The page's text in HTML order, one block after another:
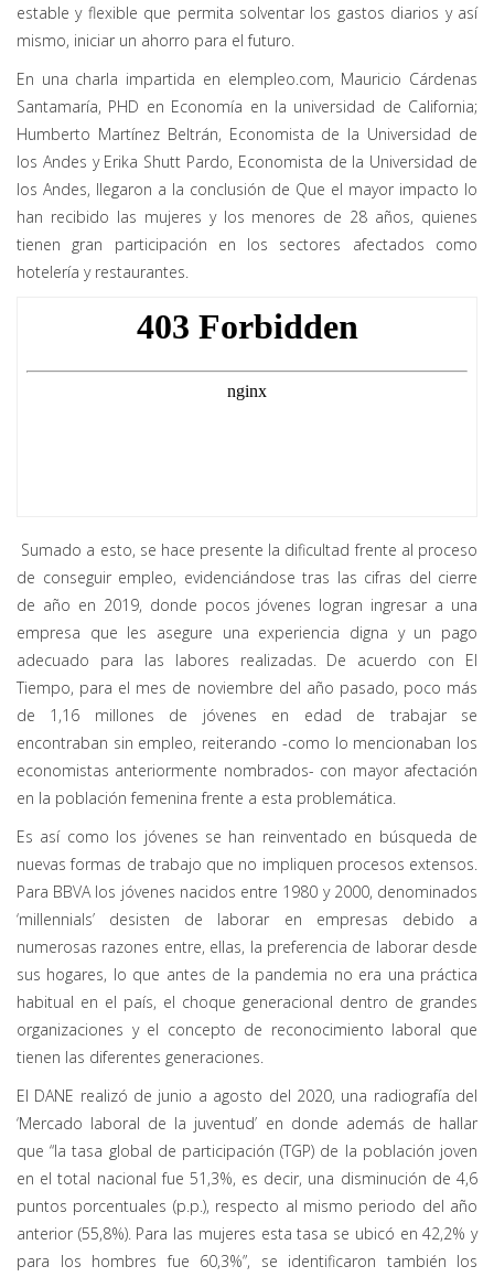
estable y flexible que permita solventar los gastos diarios y así
mismo, iniciar un ahorro para el futuro.
En una charla impartida en elempleo.com, Mauricio Cárdenas
Santamaría, PHD en Economía en la universidad de California;
Humberto Martínez Beltrán, Economista de la Universidad de
los Andes y Erika Shutt Pardo, Economista de la Universidad de
los Andes, llegaron a la conclusión de Que el mayor impacto lo
han recibido las mujeres y los menores de 28 años, quienes
tienen gran participación en los sectores afectados como
hotelería y restaurantes.
Sumado a esto, se hace presente la dificultad frente al proceso
de conseguir empleo, evidenciándose tras las cifras del cierre
de año en 2019, donde pocos jóvenes logran ingresar a una
empresa que les asegure una experiencia digna y un pago
adecuado para las labores realizadas. De acuerdo con El
Tiempo, para el mes de noviembre del año pasado, poco más
de 1,16 millones de jóvenes en edad de trabajar se
encontraban sin empleo, reiterando -como lo mencionaban los
economistas anteriormente nombrados- con mayor afectación
en la población femenina frente a esta problemática.
Es así como los jóvenes se han reinventado en búsqueda de
nuevas formas de trabajo que no impliquen procesos extensos.
Para BBVA los jóvenes nacidos entre 1980 y 2000, denominados
‘millennials’ desisten de laborar en empresas debido a
numerosas razones entre, ellas, la preferencia de laborar desde
sus hogares, lo que antes de la pandemia no era una práctica
habitual en el país, el choque generacional dentro de grandes
organizaciones y el concepto de reconocimiento laboral que
tienen las diferentes generaciones.
El DANE realizó de junio a agosto del 2020, una radiografía del
‘Mercado laboral de la juventud’ en donde además de hallar
que “la tasa global de participación (TGP) de la población joven
en el total nacional fue 51,3%, es decir, una disminución de 4,6
puntos porcentuales (p.p.), respecto al mismo periodo del año
anterior (55,8%). Para las mujeres esta tasa se ubicó en 42,2% y
para los hombres fue 60,3%”, se identificaron también los